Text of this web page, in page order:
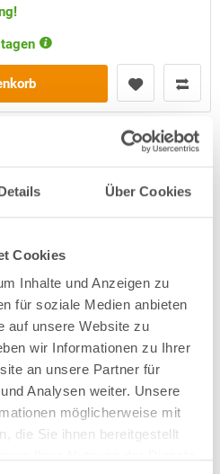
Über Cookies
Cookies
Inhalte und Anzeigen zu
für soziale Medien anbieten
auf unsere Website zu
wir Informationen zu Ihrer
an unsere Partner für
Analysen weiter. Unsere
möglicherweise mit
die Sie ihnen bereitgestellt
m | Alu-Handlauf | Folie
Kompletteinbau